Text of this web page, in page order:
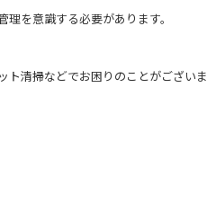
を意識する必要があります。
ト清掃などでお困りのことがございま